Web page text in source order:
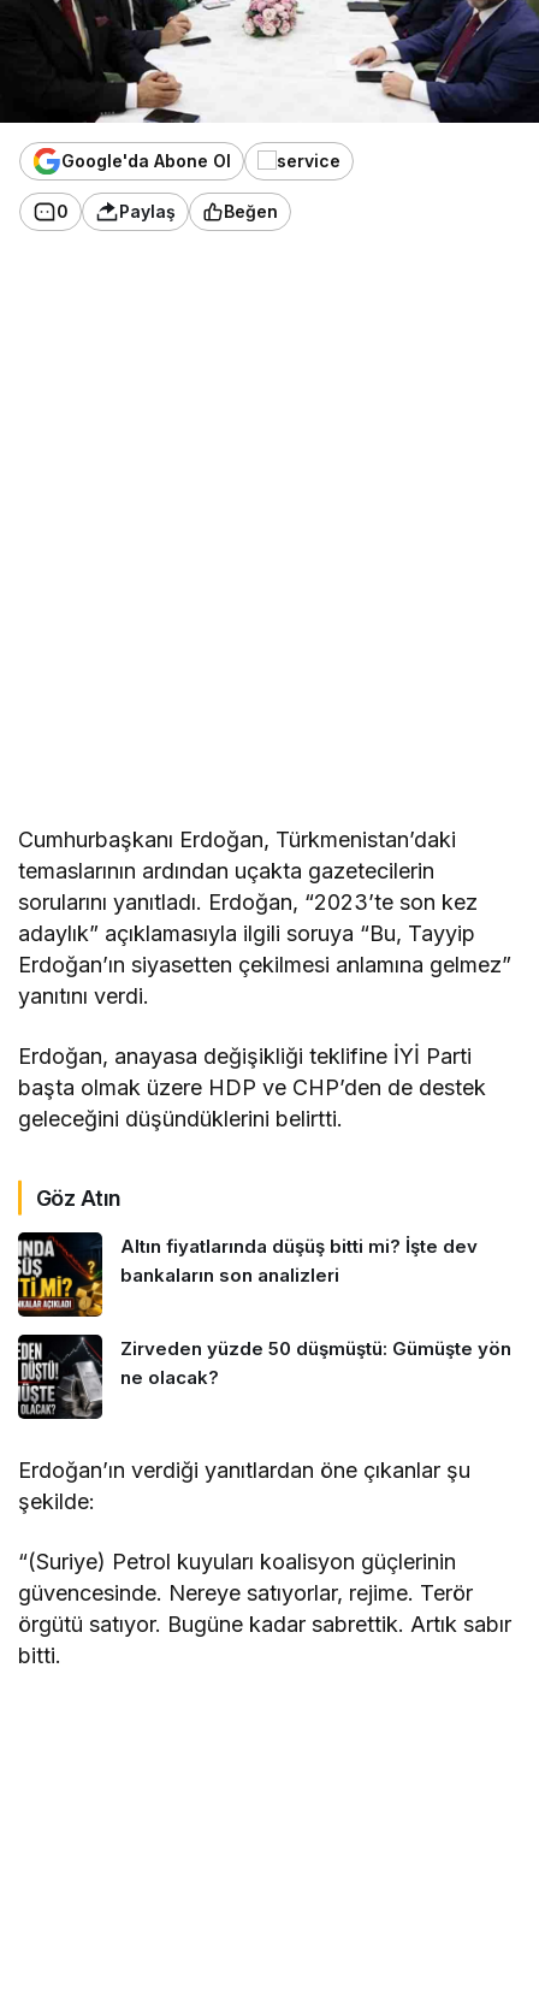
Google'da Abone Ol
0 Paylaş Beğen
Cumhurbaşkanı Erdoğan, Türkmenistan’daki
temaslarının ardından uçakta gazetecilerin
sorularını yanıtladı. Erdoğan, “2023’te son kez
adaylık” açıklamasıyla ilgili soruya “Bu, Tayyip
Erdoğan’ın siyasetten çekilmesi anlamına gelmez”
yanıtını verdi.
Erdoğan, anayasa değişikliği teklifine İYİ Parti
başta olmak üzere HDP ve CHP’den de destek
geleceğini düşündüklerini belirtti.
Göz Atın
Altın fiyatlarında düşüş bitti mi? İşte dev
bankaların son analizleri
Zirveden yüzde 50 düşmüştü: Gümüşte yön
ne olacak?
Erdoğan’ın verdiği yanıtlardan öne çıkanlar şu
şekilde:
“(Suriye) Petrol kuyuları koalisyon güçlerinin
güvencesinde. Nereye satıyorlar, rejime. Terör
örgütü satıyor. Bugüne kadar sabrettik. Artık sabır
bitti.